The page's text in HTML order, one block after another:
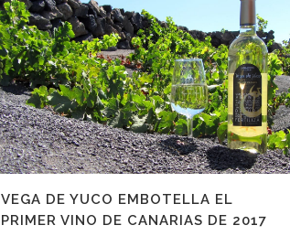
VEGA DE YUCO EMBOTELLA EL
PRIMER VINO DE CANARIAS DE 2017